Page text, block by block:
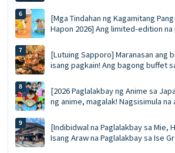
MING. Ang Pinakahuling Gabay sa
[Mga Tindahan ng Kagamitang
Hapon 2026] Ang limited-edition
lasa: Juicy Fruit at Salted Caramel
[Lutuing Sapporo] Maranasan ang
isang pagkain! Ang bagong buffet
pagtikim ng ligaw na bluefin tuna, at
[2026 Paglalakbay ng Anime sa
ng anime, magalak! Nagsisimula
bagong merchandise, photo
karakter, at isang praktikal na
transportasyon ✨
[Indibidwal na Paglalakbay sa Mie,
Isang Araw na Paglalakbay sa Ise